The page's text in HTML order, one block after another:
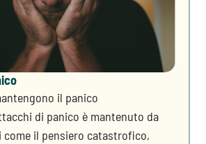
il panico
di panico è mantenuto da
il pensiero catastrofico,